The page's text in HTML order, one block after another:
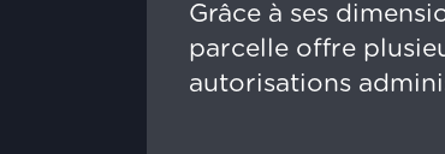
Grâce à ses
parcelle offre
autorisations